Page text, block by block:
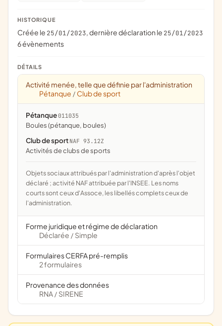
HISTORIQUE
Créée le 25/01/2023, dernière déclaration le 25/01/2023
6 évènements
DÉTAILS
Activité menée, telle que définie par l'administration
Pétanque / Club de sport
Pétanque 011035
Boules (pétanque, boules)
Club de sport NAF 93.12Z
Activités de clubs de sports
Objets sociaux attribués par l'administration d'après l'objet
déclaré ; activité NAF attribuée par l'INSEE. Les noms
courts sont ceux d'Assoce, les libellés complets ceux de
l'administration.
Forme juridique et régime de déclaration
Déclarée / Simple
Formulaires CERFA pré-remplis
2 formulaires
Provenance des données
RNA / SIRENE